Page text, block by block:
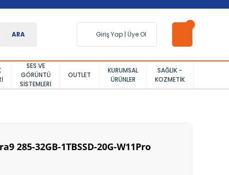
ARA Giriş Yap | Üye Ol
SES VE
GÖRÜNTÜ
SISTEMLERI
OUTLET
KURUMSAL
ÜRÜNLER
SAĞLIK -
KOZMETIK
285-32GB-1TBSSD-20G-W11Pro